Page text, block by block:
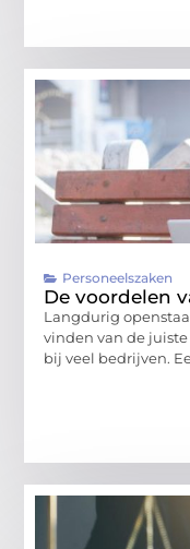
Personeelszaken
De voordelen
Langdurig
vinden van de
bij veel bedrijven.